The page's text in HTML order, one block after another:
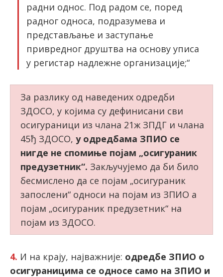
радни однос. Под радом се, поред
радног односа, подразумева и
представљање и заступање
привредног друштва на основу уписа
у регистар надлежне организације;“
За разлику од наведених одредби
ЗДОСО, у којима су дефинисани сви
осигураници из члана 21ж ЗПДГ и члана
45ђ ЗДОСО, у одредбама ЗПИО се
нигде не спомиње појам „осигураник
предузетник“. Закључујемо да би било
бесмислено да се појам „осигураник
запослени“ односи на појам из ЗПИО а
појам „осигураник предузетник“ на
појам из ЗДОСО.
4. И на крају, најважније: одредбе ЗПИО о
осигураницима се односе само на ЗПИО и